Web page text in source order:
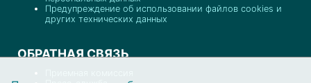
Предупреждение об использовании файлов cookies и
других технических данных
ОБРАТНАЯ СВЯЗЬ